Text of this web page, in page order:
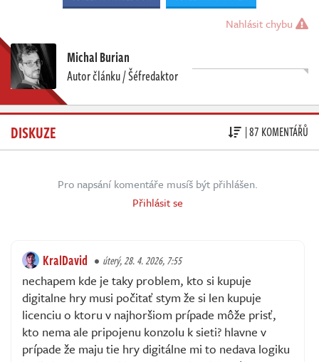
Nahlásit chybu
Michal Burian
Autor článku / Šéfredaktor
DISKUZE | 87 KOMENTÁŘŮ
Pro napsání komentáře musíš být přihlášen.
Přihlásit se
KralDavid úterý, 28. 4. 2026, 7:55
nechapem kde je taky problem, kto si kupuje
digitalne hry musi počitať stym že si len kupuje
licenciu o ktoru v najhoršiom prípade môže prisť,
kto nema ale pripojenu konzolu k sieti? hlavne v
prípade že maju tie hry digitálne mi to nedava logiku